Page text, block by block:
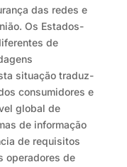
das redes e
Os Estados-
de
situação traduz-
consumidores e
global de
de informação
de requisitos
operadores de